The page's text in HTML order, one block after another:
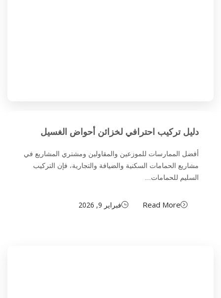
دليل تركيب احترافي لخزائن أحواض الغسيل
أفضل الممارسات للموزعين والمقاولين ومشتري المشاريع في
مشاريع الحمامات السكنية والضيافة والتجارية، فإن التركيب
السليم للحمامات...
Read More فبراير 9, 2026